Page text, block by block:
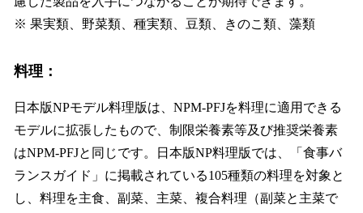
※ 果実類、野菜類、種実類、豆類、きのこ類、藻類
料理：
日本版NPモデル料理版は、NPM-PFJを料理に適用できる
モデルに拡張したもので、制限栄養素等及び推奨栄養素
はNPM-PFJと同じです。日本版NP料理版では、「食事バ
ランスガイド」に掲載されている105種類の料理を対象と
し、料理を主食、副菜、主菜、複合料理（副菜と主菜で